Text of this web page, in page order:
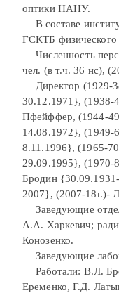
оптики НАНУ.
В составе
ГСКТБ физического
Численность
чел. (в т.ч. 36 нс),
Директор (1929-
30.12.1971}, (1938-
Пфейффер, (1944-
14.08.1972}, (1949-
8.11.1996}, (1965-
29.09.1995},
Бродин
2007}, (2007-18г.)-
Заведующие
А.А. Харкевич;
Конозенко.
Заведующие
Работали: В.Л.
Еременко, Г.Д.